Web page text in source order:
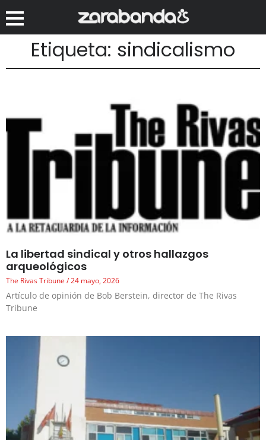
Etiqueta: sindicalismo
La libertad sindical y otros hallazgos
arqueológicos
The Rivas Tribune 24 mayo, 2026
Artículo de opinión de Bob Berstein, director de The Rivas
Tribune